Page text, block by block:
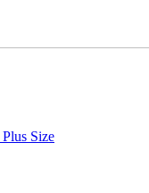
Plus Size